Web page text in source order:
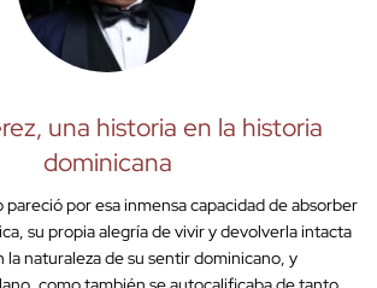
una historia en la historia
dominicana
pareció por esa inmensa capacidad de absorber
su propia alegría de vivir y devolverla intacta
la naturaleza de su sentir dominicano, y